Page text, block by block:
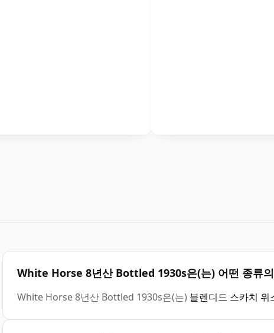
White Horse 8년산 Bottled 1930s은(는) 어떤 종류
White Horse 8년산 Bottled 1930s은(는) 블렌디드 스카치 위